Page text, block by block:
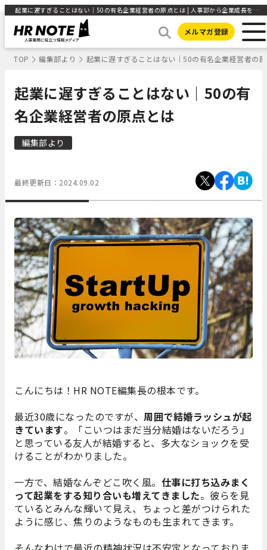
起業に遅すぎることはない｜50の有名企業経営者の原点とは | 人事部から企業成長を応援するメディアHR NOTE
メルマガ登録
TOP 編集部より 起業に遅すぎることはない｜50の有名企業経営者の
起業に遅すぎることはない｜50の有
名企業経営者の原点とは
編集部より
最終更新日： 2024.09.02
こんにちは！HR NOTE編集長の根本です。
最近30歳になったのですが、 周囲で結婚ラッシュが起
きています。「こいつはまだ当分結婚はないだろう」
と思っている友人が結婚すると、多大なショックを受
けることがわかりました。
一方で、結婚なんぞどこ吹く風。 仕事に打ち込みまく
って起業をする知り合いも増えてきました。彼らを見
ているとみんな輝いて見え、ちょっと差がつけられた
ように感じ、焦りのようなものも生まれてきます。